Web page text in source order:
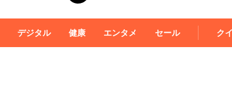
デジタル 健康 エンタメ セール ク